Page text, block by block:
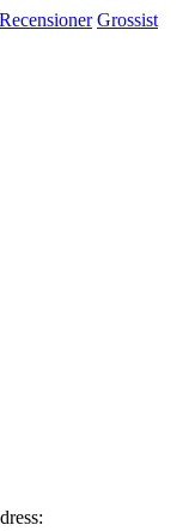
Recensioner Grossist